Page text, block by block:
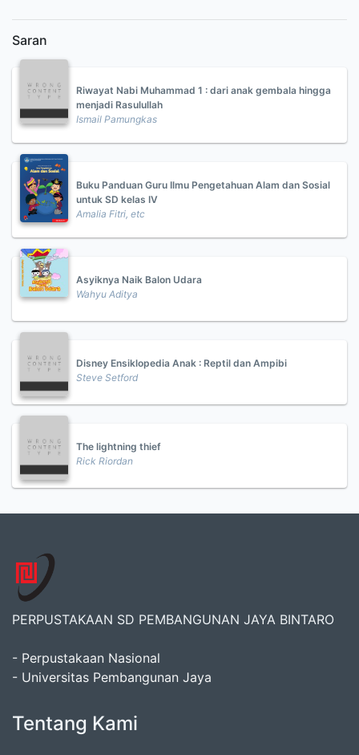
Saran
Riwayat Nabi Muhammad 1 : dari anak gembala hingga
menjadi Rasulullah
Ismail Pamungkas
Buku Panduan Guru Ilmu Pengetahuan Alam dan Sosial
untuk SD kelas IV
Amalia Fitri, etc
Asyiknya Naik Balon Udara
Wahyu Aditya
Disney Ensiklopedia Anak : Reptil dan Ampibi
Steve Setford
The lightning thief
Rick Riordan
PERPUSTAKAAN SD PEMBANGUNAN JAYA BINTARO
- Perpustakaan Nasional
- Universitas Pembangunan Jaya
Tentang Kami